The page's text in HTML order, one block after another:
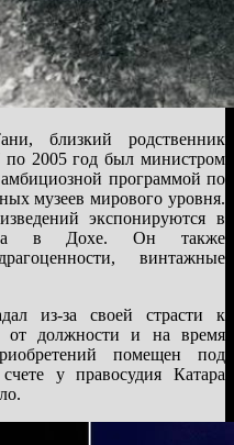
близкий родственник
по 2005 год был министром
программой по
музеев мирового уровня.
экспонируются в
в Дохе. Он также
винтажные
из-за своей страсти к
от должности и на время
помещен под
у правосудия Катара